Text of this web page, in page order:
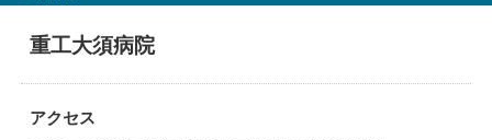
重工大須病院
アクセス